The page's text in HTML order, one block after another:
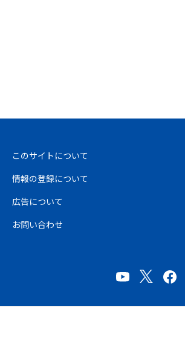
このサイトについて
情報の登録について
広告について
お問い合わせ